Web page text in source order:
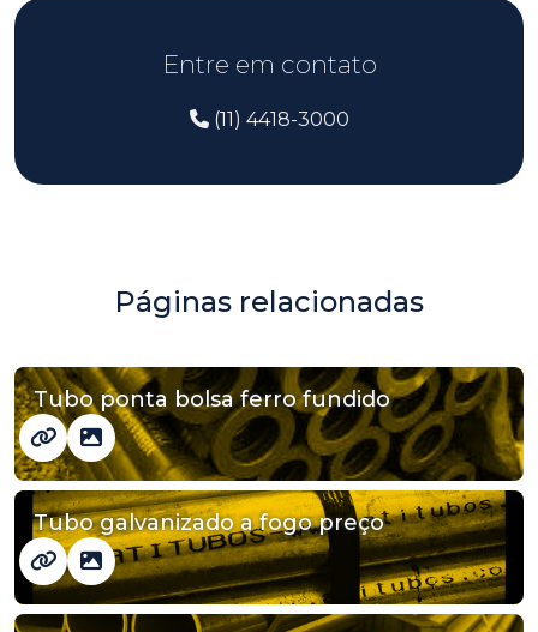
Entre em contato
(11) 4418-3000
Páginas relacionadas
Tubo ponta bolsa ferro fundido
Tubo galvanizado a fogo preço